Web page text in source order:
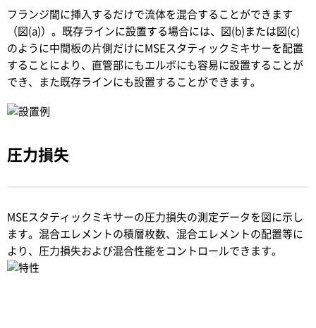
フランジ間に挿入するだけで流体を混合することができます
（図(a)）。既存ラインに設置する場合には、図(b)または図(c)
のように中間板の片側だけにMSEスタティックミキサーを配置
することにより、直管部にもエルボにも容易に設置することが
でき、また既存ラインにも設置することができます。
圧力損失
MSEスタティックミキサーの圧力損失の測定データを図に示し
ます。混合エレメントの積層枚数、混合エレメントの配置等に
より、圧力損失および混合性能をコントロールできます。